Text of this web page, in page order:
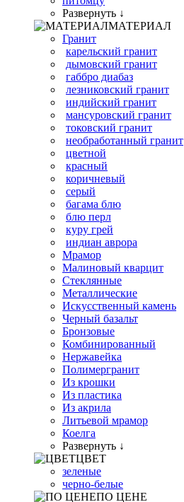
Развернуть ↓
МАТЕРИАЛ
Гранит
карельский гранит
дымовский гранит
габбро диабаз
лезниковский гранит
индийский гранит
мансуровский гранит
токовский гранит
необработанный гранит
цветной
красный
коричневый
серый
багама блю
блю перл
куру грей
индиан аврора
Мрамор
Малиновый кварцит
Стеклянные
Металлические
Искусственный камень
Черный базальт
Бронзовые
Комбинированный
Нержавейка
Полимергранит
Из крошки
Из пластика
Из акрила
Литьевой мрамор
Коелга
Развернуть ↓
ЦВЕТ
зеленые
черно-белые
ПО ЦЕНЕ